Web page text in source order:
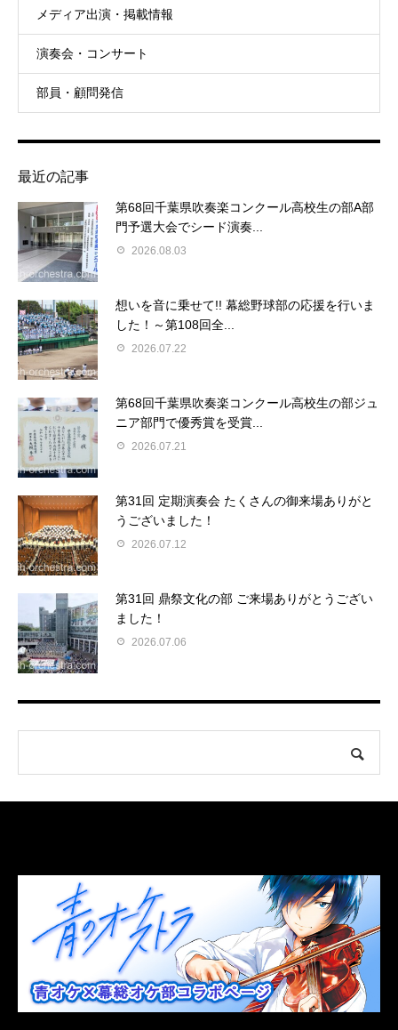
メディア出演・掲載情報
演奏会・コンサート
部員・顧問発信
最近の記事
第68回千葉県吹奏楽コンクール高校生の部A部
門予選大会でシード演奏...
2026.08.03
想いを音に乗せて!! 幕総野球部の応援を行いま
した！～第108回全...
2026.07.22
第68回千葉県吹奏楽コンクール高校生の部ジュ
ニア部門で優秀賞を受賞...
2026.07.21
第31回 定期演奏会 たくさんの御来場ありがと
うございました！
2026.07.12
第31回 鼎祭文化の部 ご来場ありがとうござい
ました！
2026.07.06